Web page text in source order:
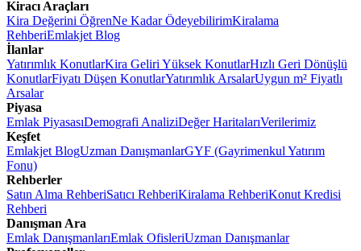
Kiracı Araçları
Kira Değerini ÖğrenNe Kadar ÖdeyebilirimKiralama
RehberiEmlakjet Blog
İlanlar
Yatırımlık KonutlarKira Geliri Yüksek KonutlarHızlı Geri Dönüşlü
KonutlarFiyatı Düşen KonutlarYatırımlık ArsalarUygun m² Fiyatlı
Arsalar
Piyasa
Emlak PiyasasıDemografi AnaliziDeğer HaritalarıVerilerimiz
Keşfet
Emlakjet BlogUzman DanışmanlarGYF (Gayrimenkul Yatırım
Fonu)
Rehberler
Satın Alma RehberiSatıcı RehberiKiralama RehberiKonut Kredisi
Rehberi
Danışman Ara
Emlak DanışmanlarıEmlak OfisleriUzman Danışmanlar